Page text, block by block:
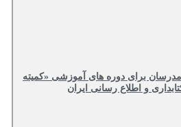
برای دوره های آموزشی «کمیته
و اطلاع رسانی ایران